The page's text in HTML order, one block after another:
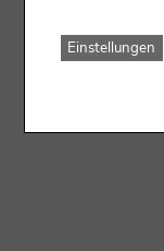
Die
Der Datensatz
Einstellungen